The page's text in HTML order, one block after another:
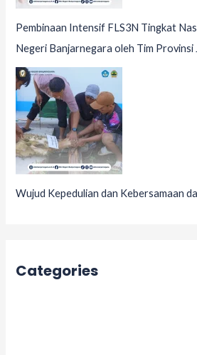
Pembinaan Intensif FLS3N Tingkat
Negeri Banjarnegara oleh Tim Provinsi
Wujud Kepedulian dan Kebersamaan
Categories